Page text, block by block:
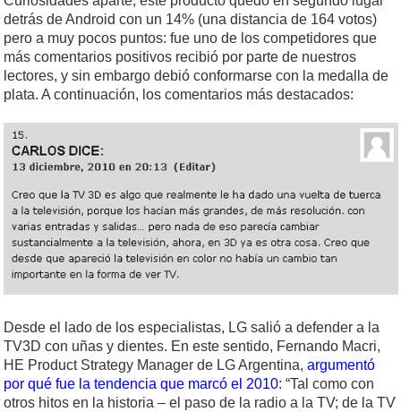
detrás de Android con un 14% (una distancia de 164 votos)
pero a muy pocos puntos: fue uno de los competidores que
más comentarios positivos recibió por parte de nuestros
lectores, y sin embargo debió conformarse con la medalla de
plata. A continuación, los comentarios más destacados:
Desde el lado de los especialistas, LG salió a defender a la
TV3D con uñas y dientes. En este sentido, Fernando Macri,
HE Product Strategy Manager de LG Argentina, argumentó
por qué fue la tendencia que marcó el 2010: “Tal como con
otros hitos en la historia – el paso de la radio a la TV; de la TV